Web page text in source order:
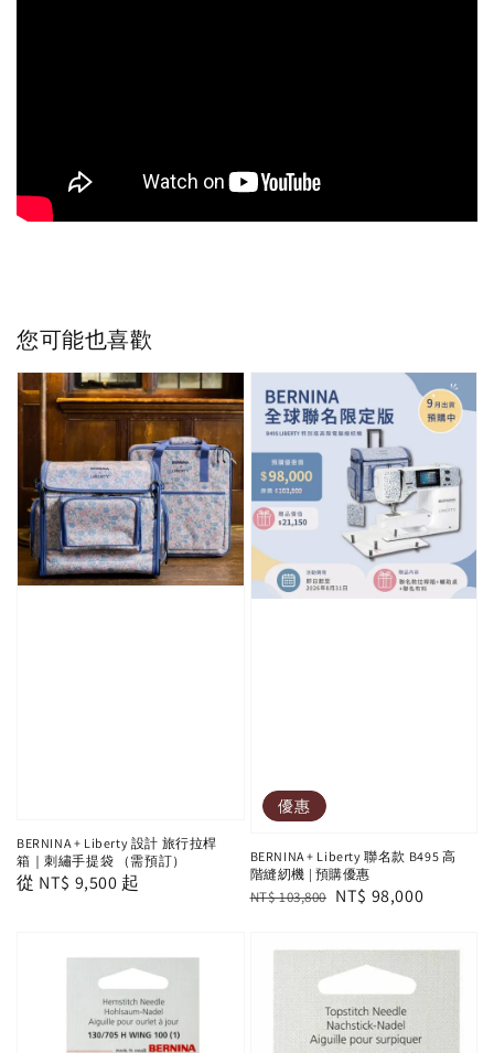
您可能也喜歡
BERNINA + Liberty 設計 旅行拉桿
箱｜刺繡手提袋 （需預訂）
Regular
從 NT$ 9,500 起
優惠
BERNINA + Liberty 聯名款 B495 高
階縫紉機 | 預購優惠
Regular
NT$ 103,800 Sale
NT$ 98,000